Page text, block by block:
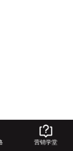
营销学堂